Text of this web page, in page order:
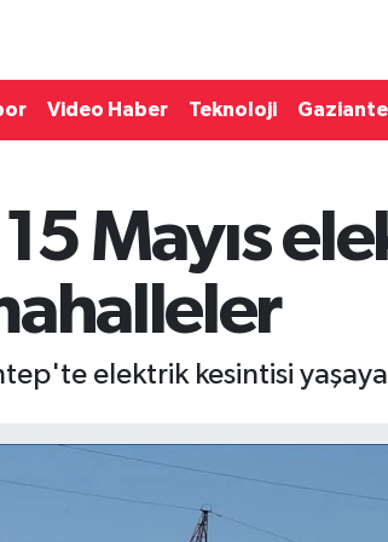
Video Haber Teknoloji
Mayıs
elektrik kesintisi